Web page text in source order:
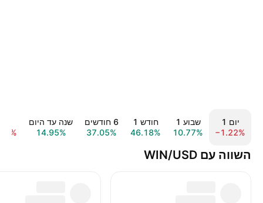
יום ‎1‎
−1.22%
שבוע ‎1‎
10.77%
חודש ‎1‎
46.18%
‎6‎ חודשים
37.05%
שנה עד היום
14.95%
השווה עם WIN/USD